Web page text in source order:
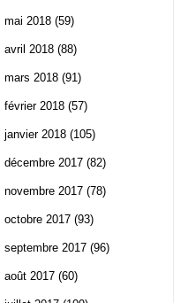
mai 2018 (59)
avril 2018 (88)
mars 2018 (91)
février 2018 (57)
janvier 2018 (105)
décembre 2017 (82)
novembre 2017 (78)
octobre 2017 (93)
septembre 2017 (96)
août 2017 (60)